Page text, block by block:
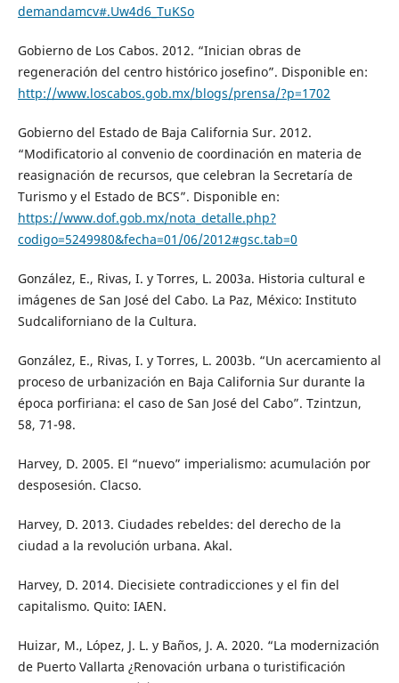
demandamcv#.Uw4d6_TuKSo
Gobierno de Los Cabos. 2012. “Inician obras de
regeneración del centro histórico josefino”. Disponible en:
http://www.loscabos.gob.mx/blogs/prensa/?p=1702
Gobierno del Estado de Baja California Sur. 2012.
“Modificatorio al convenio de coordinación en materia de
reasignación de recursos, que celebran la Secretaría de
Turismo y el Estado de BCS”. Disponible en:
https://www.dof.gob.mx/nota_detalle.php?
codigo=5249980&fecha=01/06/2012#gsc.tab=0
González, E., Rivas, I. y Torres, L. 2003a. Historia cultural e
imágenes de San José del Cabo. La Paz, México: Instituto
Sudcaliforniano de la Cultura.
González, E., Rivas, I. y Torres, L. 2003b. “Un acercamiento al
proceso de urbanización en Baja California Sur durante la
época porfiriana: el caso de San José del Cabo”. Tzintzun,
58, 71-98.
Harvey, D. 2005. El “nuevo” imperialismo: acumulación por
desposesión. Clacso.
Harvey, D. 2013. Ciudades rebeldes: del derecho de la
ciudad a la revolución urbana. Akal.
Harvey, D. 2014. Diecisiete contradicciones y el fin del
capitalismo. Quito: IAEN.
Huizar, M., López, J. L. y Baños, J. A. 2020. “La modernización
de Puerto Vallarta ¿Renovación urbana o turistificación